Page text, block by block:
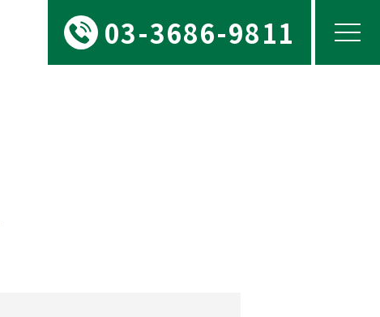
03-3686-9811